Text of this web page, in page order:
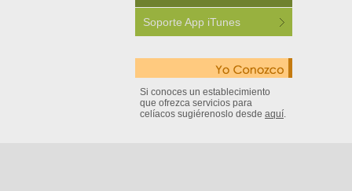
Soporte App iTunes
Si conoces un establecimiento
que ofrezca servicios para
celíacos sugiérenoslo desde aquí.